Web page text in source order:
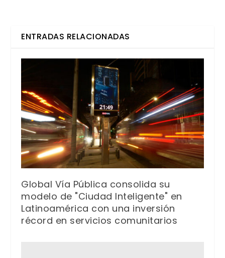
ENTRADAS RELACIONADAS
Global Vía Pública consolida su
modelo de "Ciudad Inteligente" en
Latinoamérica con una inversión
récord en servicios comunitarios